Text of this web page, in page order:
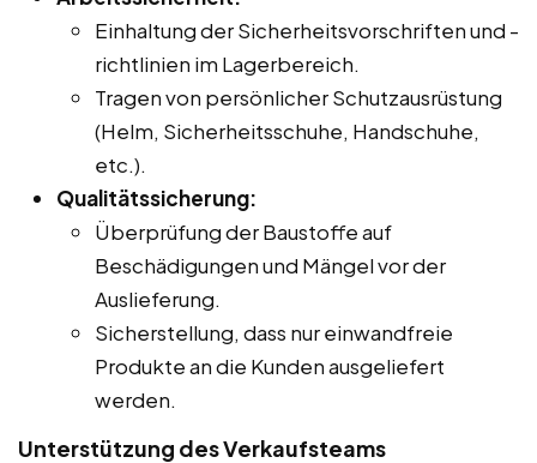
Einhaltung der Sicherheitsvorschriften und -
richtlinien im Lagerbereich.
Tragen von persönlicher Schutzausrüstung
(Helm, Sicherheitsschuhe, Handschuhe,
etc.).
Qualitätssicherung:
Überprüfung der Baustoffe auf
Beschädigungen und Mängel vor der
Auslieferung.
Sicherstellung, dass nur einwandfreie
Produkte an die Kunden ausgeliefert
werden.
Unterstützung des Verkaufsteams